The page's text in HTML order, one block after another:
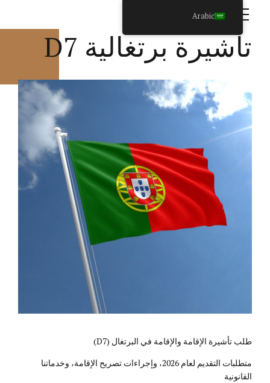
الجنسية والإقامة البرتغالية
تأشيرة برتغالية D7
طلب تأشيرة الإقامة والإقامة في البرتغال (D7)
متطلبات التقديم لعام 2026، وإجراءات تصريح الإقامة، وخدماتنا
القانونية
Arabic